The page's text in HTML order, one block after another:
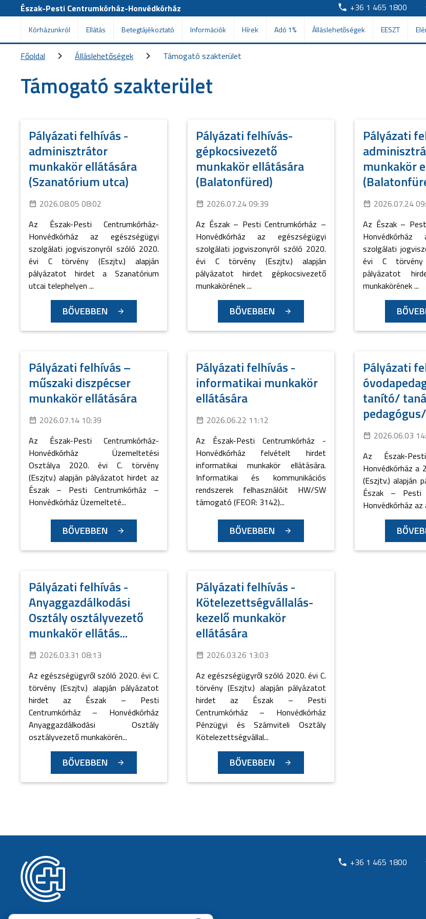
Észak-Pesti Centrumkórház-Honvédkórház +36 1 465 1800
Kórházunkról Ellátás Betegtájékoztató Információk Hírek Adó 1% Álláslehetőségek EESZT
Főoldal Álláslehetőségek Támogató szakterület
Támogató szakterület
Pályázati felhívás -
adminisztrátor
munkakör ellátására
(Szanatórium utca)
2026.08.05 08:02
Az Észak-Pesti Centrumkórház-
Honvédkórház az egészségügyi
szolgálati jogviszonyról szóló 2020.
évi C törvény (Eszjtv.) alapján
pályázatot hirdet a Szanatórium
utcai telephelyen ...
BŐVEBBEN
Pályázati felhívás-
gépkocsivezető
munkakör ellátására
(Balatonfüred)
2026.07.24 09:39
Az Észak – Pesti Centrumkórház –
Honvédkórház az egészségügyi
szolgálati jogviszonyról szóló 2020.
évi C törvény (Eszjtv.) alapján
pályázatot hirdet gépkocsivezető
munkakörének ...
BŐVEBBEN
Pályázati
munkakör
2026.07.24
Az Észak –
Honvédkórház
szolgálati
évi C törvény
pályázatot
munkakörének ...
Pályázati felhívás –
műszaki diszpécser
munkakör ellátására
2026.07.14 10:39
Az Észak-Pesti Centrumkórház-
Honvédkórház Üzemeltetési
Osztálya 2020. évi C. törvény
(Eszjtv.) alapján pályázatot hirdet az
Észak – Pesti Centrumkórház –
Honvédkórház Üzemelteté...
BŐVEBBEN
Pályázati felhívás -
informatikai munkakör
ellátására
2026.06.22 11:12
Az Észak-Pesti Centrumkórház -
Honvédkórház felvételt hirdet
informatikai munkakör ellátására.
Informatikai és kommunikációs
rendszerek felhasználóit HW/SW
támogató (FEOR: 3142)...
BŐVEBBEN
Pályázati
tanító/
2026.06.03
Az Észak-
Honvédkórház a
(Eszjtv.) alapján
Észak – Pesti
Honvédkórház
Pályázati felhívás -
Anyaggazdálkodási
Osztály osztályvezető
munkakör ellátás...
2026.03.31 08:13
Az egészségügyről szóló 2020. évi C.
törvény (Eszjtv.) alapján pályázatot
hirdet az Észak – Pesti
Centrumkórház – Honvédkórház
Anyaggazdálkodási Osztály
osztályvezető munkakörén...
BŐVEBBEN
Pályázati felhívás -
Kötelezettségvállalás-
kezelő munkakör
ellátására
2026.03.26 13:03
Az egészségügyről szóló 2020. évi C.
törvény (Eszjtv.) alapján pályázatot
hirdet az Észak – Pesti
Centrumkórház – Honvédkórház
Pénzügyi és Számviteli Osztály
Kötelezettségvállal...
BŐVEBBEN
+36 1 465 1800